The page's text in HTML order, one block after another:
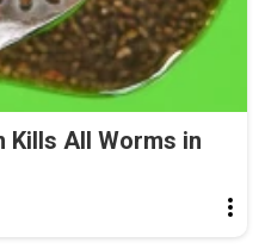
Kills All Worms in